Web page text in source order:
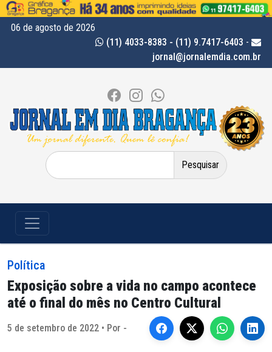
06 de agosto de 2026
(11) 4033-8383 - (11) 9.7417-6403 -
jornal@jornalemdia.com.br
Pesquisar
por:
Política
Exposição sobre a vida no campo acontece
até o final do mês no Centro Cultural
5 de setembro de 2022 • Por -